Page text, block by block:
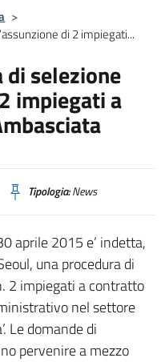
>
di 2 impiegati...
selezione
impiegati a
Tipologia:News
aprile 2015 e’ indetta,
una procedura di
2 impiegati a contratto
nel settore
Le domande di
pervenire a mezzo